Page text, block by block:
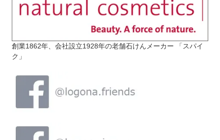
創業1862年、会社設立1928年の老舗石けんメーカー 「スパイ
ク」